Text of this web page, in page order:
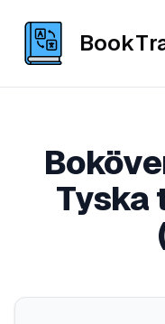
Tyska